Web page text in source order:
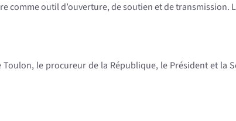
outil d’ouverture, de soutien et de transmission.
le procureur de la République, le Président et la